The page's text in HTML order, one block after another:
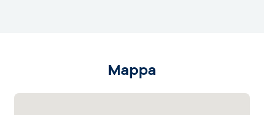
Mappa